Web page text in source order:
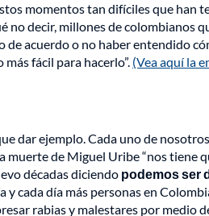
momentos tan difíciles que han
no decir, millones de colombianos
de acuerdo o no haber entendido
fácil para hacerlo”. (Vea aquí la
dar ejemplo. Cada uno de
muerte de Miguel Uribe “nos tiene
décadas diciendo podemos ser
y cada día más personas en
rabias y malestares por medio